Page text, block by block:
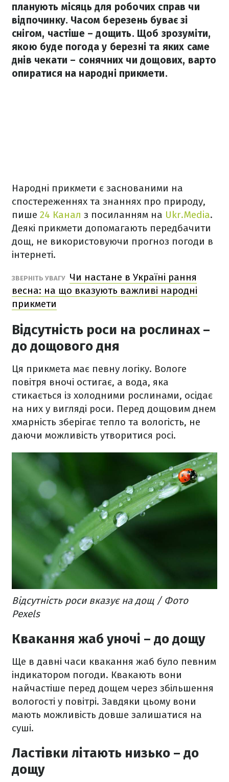
планують місяць для робочих справ чи
відпочинку. Часом березень буває зі
снігом, частіше – дощить. Щоб зрозуміти,
якою буде погода у березні та яких саме
днів чекати – сонячних чи дощових, варто
опиратися на народні прикмети.
Народні прикмети є заснованими на
спостереженнях та знаннях про природу,
пише 24 Канал з посиланням на Ukr.Media.
Деякі прикмети допомагають передбачити
дощ, не використовуючи прогноз погоди в
інтернеті.
ЗВЕРНІТЬ УВАГУ Чи настане в Україні рання
весна: на що вказують важливі народні
прикмети
Відсутність роси на рослинах –
до дощового дня
Ця прикмета має певну логіку. Вологе
повітря вночі остигає, а вода, яка
стикається із холодними рослинами, осідає
на них у вигляді роси. Перед дощовим днем
хмарність зберігає тепло та вологість, не
даючи можливість утворитися росі.
Відсутність роси вказує на дощ / Фото
Pexels
Квакання жаб уночі – до дощу
Ще в давні часи квакання жаб було певним
індикатором погоди. Квакають вони
найчастіше перед дощем через збільшення
вологості у повітрі. Завдяки цьому вони
мають можливість довше залишатися на
суші.
Ластівки літають низько – до
дощу